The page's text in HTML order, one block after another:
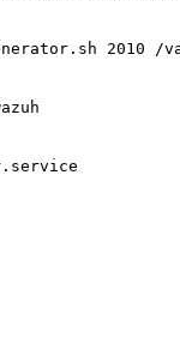
2010 /